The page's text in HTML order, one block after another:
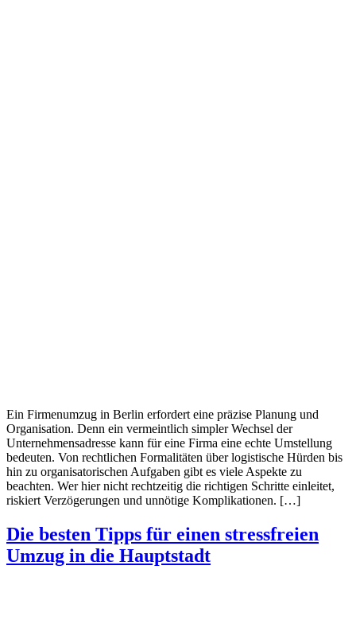
Ein Firmenumzug in Berlin erfordert eine präzise Planung und
Organisation. Denn ein vermeintlich simpler Wechsel der
Unternehmensadresse kann für eine Firma eine echte Umstellung
bedeuten. Von rechtlichen Formalitäten über logistische Hürden bis
hin zu organisatorischen Aufgaben gibt es viele Aspekte zu
beachten. Wer hier nicht rechtzeitig die richtigen Schritte einleitet,
riskiert Verzögerungen und unnötige Komplikationen. […]
Die besten Tipps für einen stressfreien
Umzug in die Hauptstadt